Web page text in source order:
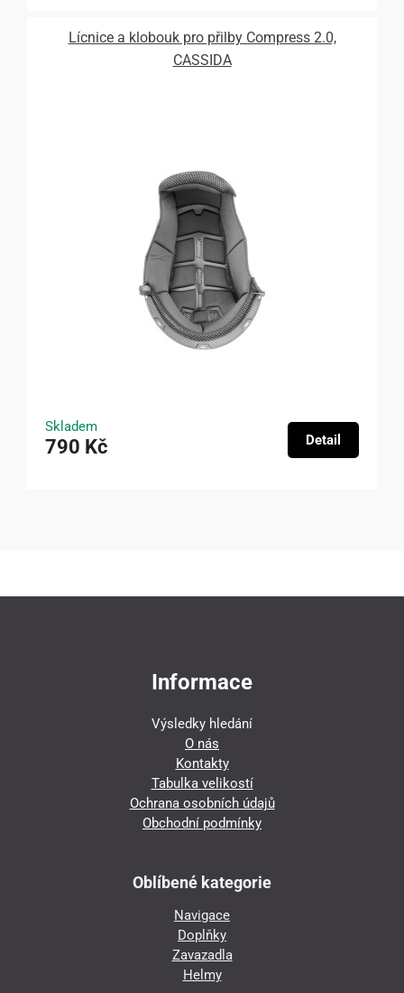
Lícnice a klobouk pro přilby Compress 2.0,
CASSIDA
Skladem
790 Kč Detail
Informace
Výsledky hledání
O nás
Kontakty
Tabulka velikostí
Ochrana osobních údajů
Obchodní podmínky
Oblíbené kategorie
Navigace
Doplňky
Zavazadla
Helmy